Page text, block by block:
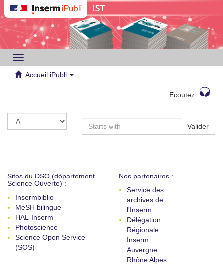
Toggle
navigation
Accueil iPubli
Ecoutez
Valider
Sites du DSO (département
Science Ouverte) :
Insermbiblio
MeSH bilingue
HAL-Inserm
Photoscience
Science Open Service
(SOS)
Nos partenaires :
Service des
archives de
l'Inserm
Délégation
Régionale
Inserm
Auvergne
Rhône Alpes